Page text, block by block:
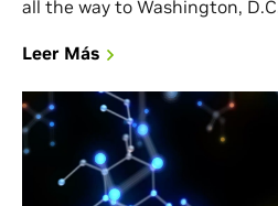
all the way to Washington,
educating tomorrow’s leaders
flagship academic graduate
hackathons, […]
Leer Más